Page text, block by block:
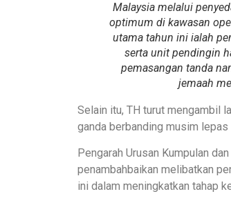
Malaysia melalui
optimum di kawasan
utama tahun ini ialah
serta unit pendingin
pemasangan tanda
jemaah
Selain itu, TH turut mengambil
ganda berbanding musim
Pengarah Urusan Kumpulan
penambahbaikan melibatkan
ini dalam meningkatkan tahap